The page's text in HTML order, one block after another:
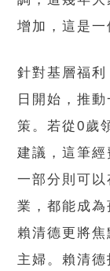
增加，這是一
針對基層福
日開始，推
策。若從0歲
建議，這筆
一部分則可
業，都能成為
賴清德更將
主婦。賴清德